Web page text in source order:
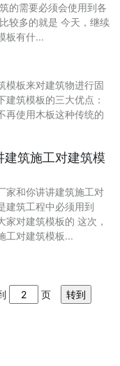
的需要必须会使用到各
较多的就是 今天，继续
板有什...
模板来对建筑物进行固
建筑模板的三大优点：
再使用木板这种传统的
筑施工对建筑模
家和你讲讲建筑施工对
建筑工程中必须用到
家对建筑模板的 这次，
工对建筑模板...
页